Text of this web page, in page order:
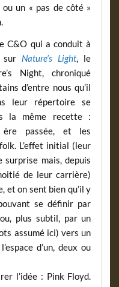
un « pas de côté »
C&O qui a conduit à
sur Nature’s Light, le
Night, chroniqué
d’entre nous qu’il
leur répertoire se
la même recette :
ère passée, et les
L’effet initial (leur
mais, depuis
de leur carrière)
et on sent bien qu’il y
se définir par
plus subtil, par un
assumé ici) vers un
d’un, deux ou
l’idée : Pink Floyd.